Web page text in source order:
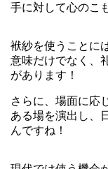
手に対して心のこ
袱紗を使うことに
意味だけでなく、
があります！
さらに、場面に応
ある場を演出し、
んですね！